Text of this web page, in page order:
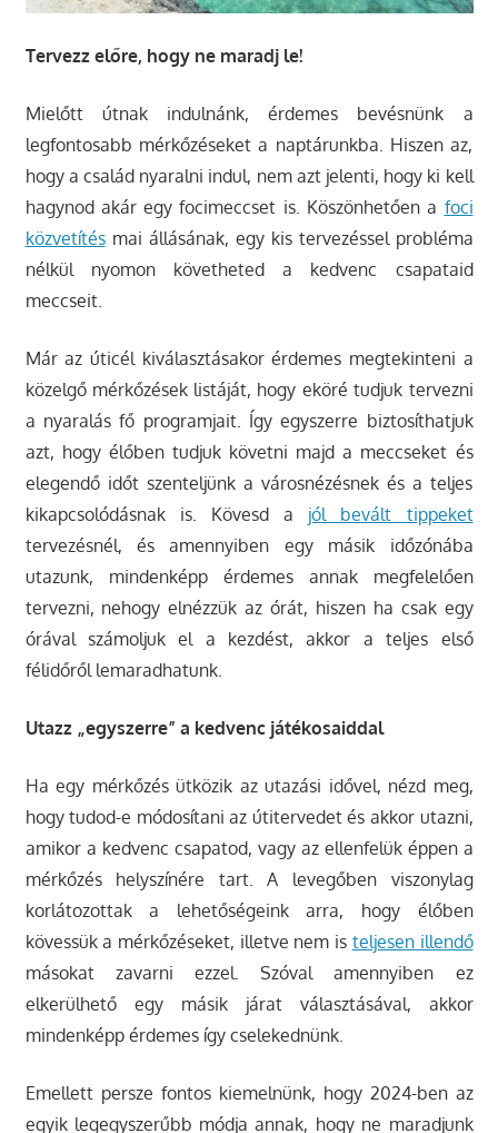
Tervezz előre, hogy ne maradj le!
Mielőtt útnak indulnánk, érdemes bevésnünk a
legfontosabb mérkőzéseket a naptárunkba. Hiszen az,
hogy a család nyaralni indul, nem azt jelenti, hogy ki kell
hagynod akár egy focimeccset is. Köszönhetően a foci
közvetítésmai állásának, egy kis tervezéssel probléma
nélkül nyomon követheted a kedvenc csapataid
meccseit.
Már az úticél kiválasztásakor érdemes megtekinteni a
közelgő mérkőzések listáját, hogy eköré tudjuk tervezni
a nyaralás fő programjait. Így egyszerre biztosíthatjuk
azt, hogy élőben tudjuk követni majd a meccseket és
elegendő időt szenteljünk a városnézésnek és a teljes
kikapcsolódásnak is. Kövesd a jól bevált tippeket
tervezésnél, és amennyiben egy másik időzónába
utazunk, mindenképp érdemes annak megfelelően
tervezni, nehogy elnézzük az órát, hiszen ha csak egy
órával számoljuk el a kezdést, akkor a teljes első
félidőről lemaradhatunk.
Utazz „egyszerre” a kedvenc játékosaiddal
Ha egy mérkőzés ütközik az utazási idővel, nézd meg,
hogy tudod-e módosítani az útitervedet és akkor utazni,
amikor a kedvenc csapatod, vagy az ellenfelük éppen a
mérkőzés helyszínére tart. A levegőben viszonylag
korlátozottak a lehetőségeink arra, hogy élőben
kövessük a mérkőzéseket, illetve nem is teljesen illendő
másokat zavarni ezzel. Szóval amennyiben ez
elkerülhető egy másik járat választásával, akkor
mindenképp érdemes így cselekednünk.
Emellett persze fontos kiemelnünk, hogy 2024-ben az
egyik legegyszerűbb módja annak, hogy ne maradjunk